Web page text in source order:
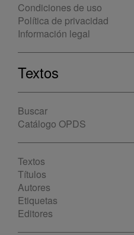
Condiciones de uso
Política de privacidad
Información legal
Textos
Buscar
Catálogo OPDS
Textos
Títulos
Autores
Etiquetas
Editores